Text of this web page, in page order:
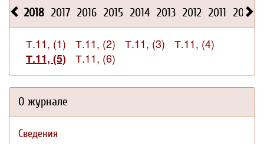
2018 2017 2016 2015 2014 2013 2012 2011 2010
Т.11, (1) Т.11, (2) Т.11, (3)
Т.11, (4)
Т.11, (5)
Т.11, (6)
О журнале
Сведения